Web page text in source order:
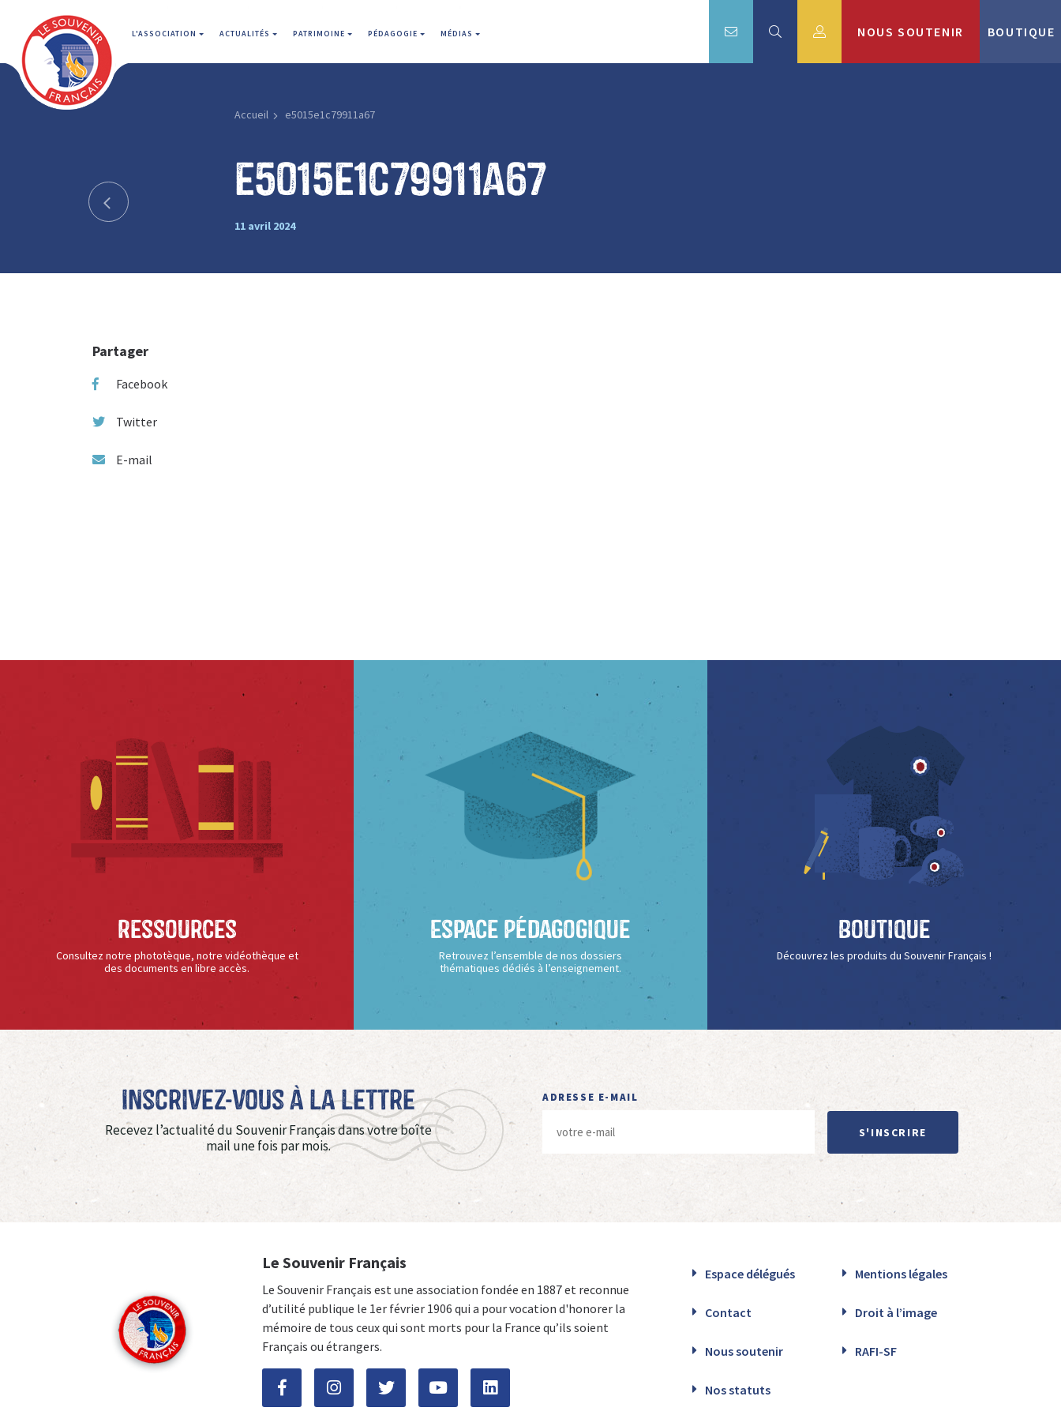
L'ASSOCIATION ACTUALITÉS PATRIMOINE PÉDAGOGIE MÉDIAS NOUS SOUTENIR BOUTIQUE
Accueil e5015e1c79911a67
e5015e1c79911a67
11 avril 2024
Partager
Facebook
Twitter
E-mail
Ressources
Consultez notre phototèque, notre vidéothèque et
des documents en libre accès.
Espace Pédagogique
Retrouvez l’ensemble de nos dossiers
thématiques dédiés à l’enseignement.
Boutique
Découvrez les produits du Souvenir Français !
Inscrivez-vous à La Lettre
Recevez l’actualité du Souvenir Français dans votre boîte
mail une fois par mois.
ADRESSE E-MAIL
S'INSCRIRE
Le Souvenir Français
Le Souvenir Français est une association fondée en 1887 et reconnue
d’utilité publique le 1er février 1906 qui a pour vocation d'honorer la
mémoire de tous ceux qui sont morts pour la France qu’ils soient
Français ou étrangers.
Espace délégués Mentions légales
Contact Droit à l’image
Nous soutenir RAFI-SF
Nos statuts